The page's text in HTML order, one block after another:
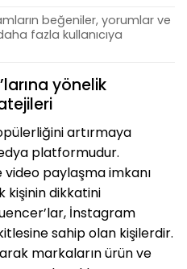
beğeniler, yorumlar ve
fazla kullanıcıya
yönelik
artırmaya
platformudur.
video paylaşma imkanı
kişinin dikkatini
İnstagram
sahip olan kişilerdir.
markaların ürün ve